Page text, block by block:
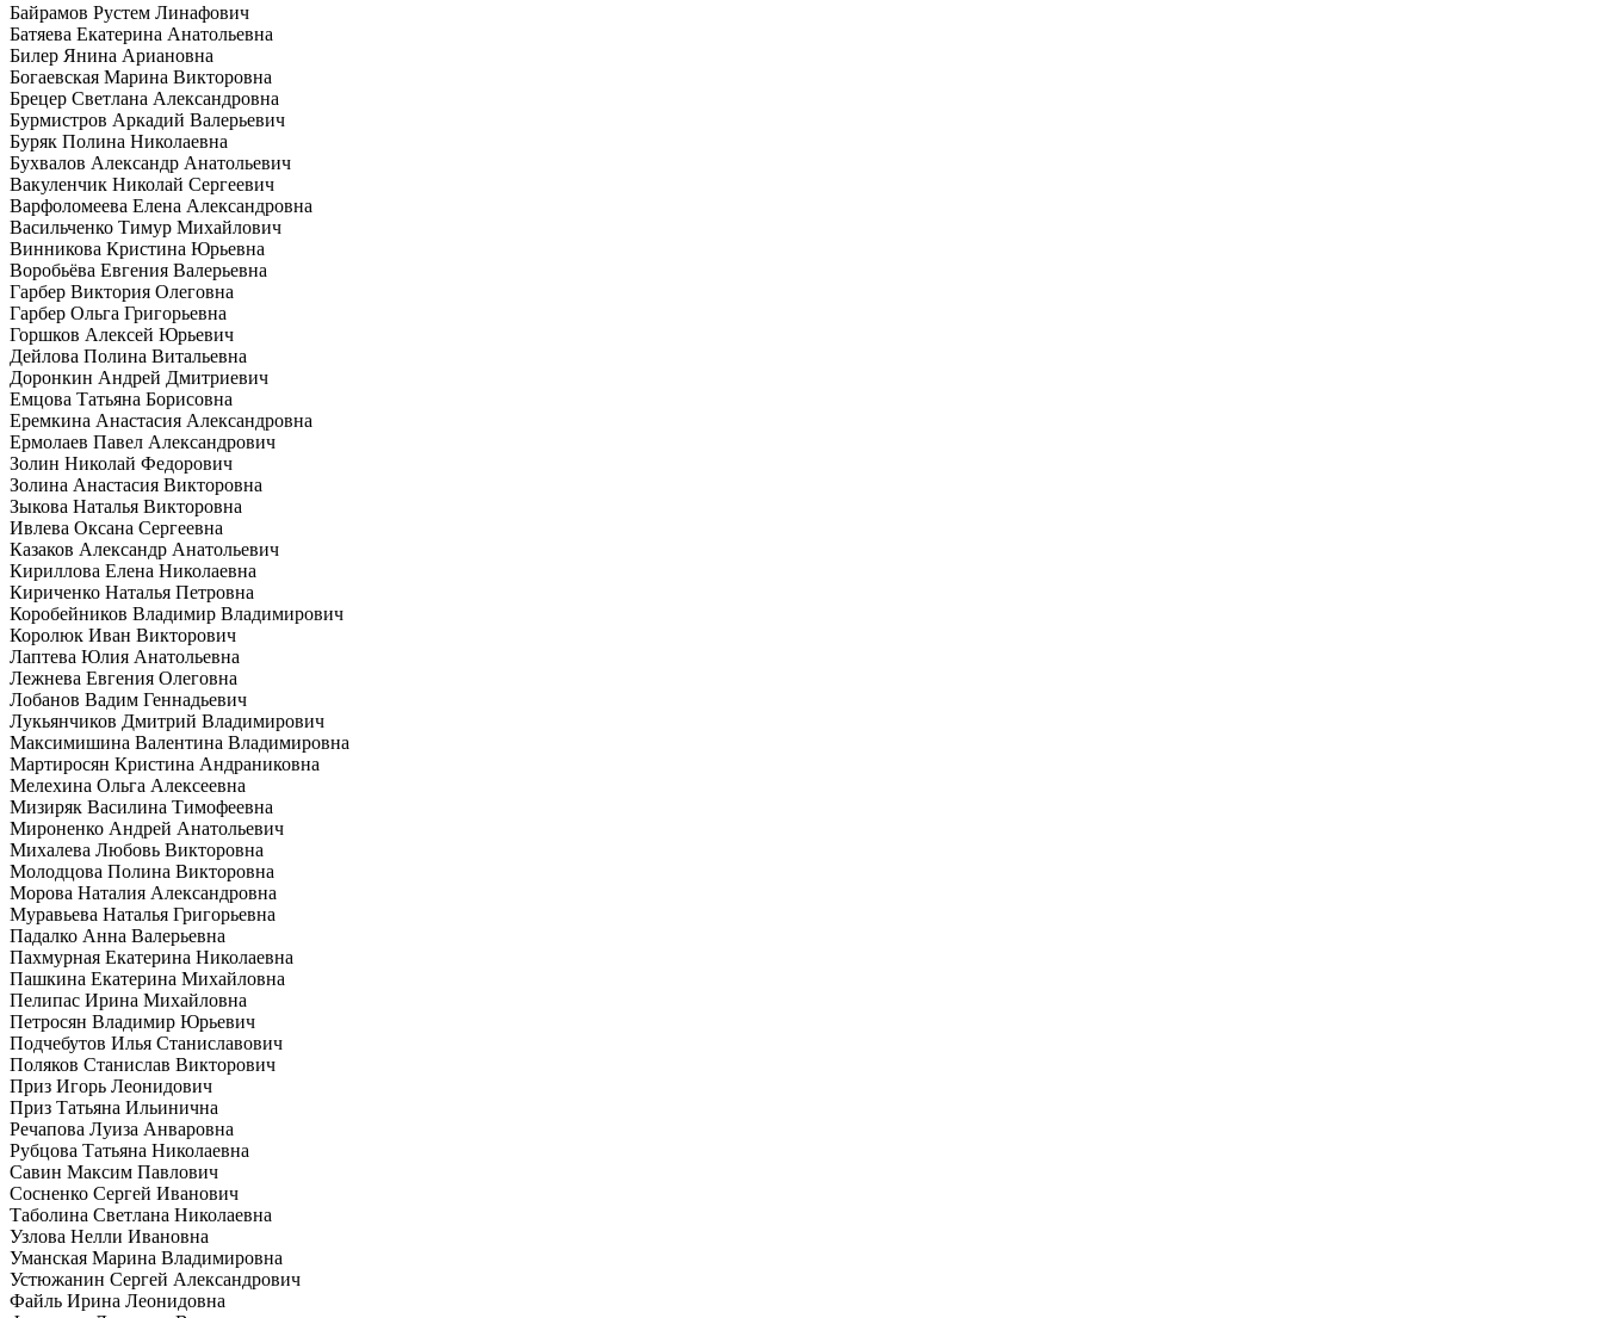
Байрамов Рустем Линафович
Батяева Екатерина Анатольевна
Билер Янина Ариановна
Богаевская Марина Викторовна
Брецер Светлана Александровна
Бурмистров Аркадий Валерьевич
Буряк Полина Николаевна
Бухвалов Александр Анатольевич
Вакуленчик Николай Сергеевич
Варфоломеева Елена Александровна
Васильченко Тимур Михайлович
Винникова Кристина Юрьевна
Воробьёва Евгения Валерьевна
Гарбер Виктория Олеговна
Гарбер Ольга Григорьевна
Горшков Алексей Юрьевич
Дейлова Полина Витальевна
Доронкин Андрей Дмитриевич
Емцова Татьяна Борисовна
Еремкина Анастасия Александровна
Ермолаев Павел Александрович
Золин Николай Федорович
Золина Анастасия Викторовна
Зыкова Наталья Викторовна
Ивлева Оксана Сергеевна
Казаков Александр Анатольевич
Кириллова Елена Николаевна
Кириченко Наталья Петровна
Коробейников Владимир Владимирович
Королюк Иван Викторович
Лаптева Юлия Анатольевна
Лежнева Евгения Олеговна
Лобанов Вадим Геннадьевич
Лукьянчиков Дмитрий Владимирович
Максимишина Валентина Владимировна
Мартиросян Кристина Андраниковна
Мелехина Ольга Алексеевна
Мизиряк Василина Тимофеевна
Мироненко Андрей Анатольевич
Михалева Любовь Викторовна
Молодцова Полина Викторовна
Морова Наталия Александровна
Муравьева Наталья Григорьевна
Падалко Анна Валерьевна
Пахмурная Екатерина Николаевна
Пашкина Екатерина Михайловна
Пелипас Ирина Михайловна
Петросян Владимир Юрьевич
Подчебутов Илья Станиславович
Поляков Станислав Викторович
Приз Игорь Леонидович
Приз Татьяна Ильинична
Речапова Луиза Анваровна
Рубцова Татьяна Николаевна
Савин Максим Павлович
Сосненко Сергей Иванович
Таболина Светлана Николаевна
Узлова Нелли Ивановна
Уманская Марина Владимировна
Устюжанин Сергей Александрович
Файль Ирина Леонидовна